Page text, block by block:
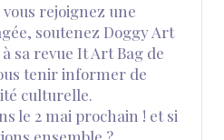
rejoignez une
soutenez Doggy Art
sa revue It Art Bag de
tenir informer de
culturelle.
le 2 mai prochain ! et si